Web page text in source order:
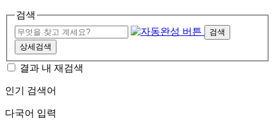
검색
검색
상세검색
결과 내 재검색
인기 검색어
다국어 입력